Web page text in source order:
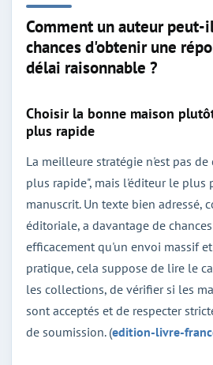
Comment un auteur
chances d'obtenir une
délai raisonnable ?
Choisir la bonne maison
plus rapide
La meilleure stratégie n'est pas
plus rapide", mais l'éditeur le plus
manuscrit. Un texte bien adressé,
éditoriale, a davantage de
efficacement qu'un envoi massif
pratique, cela suppose de lire le
les collections, de vérifier si les
sont acceptés et de respecter
de soumission. (edition-livre-